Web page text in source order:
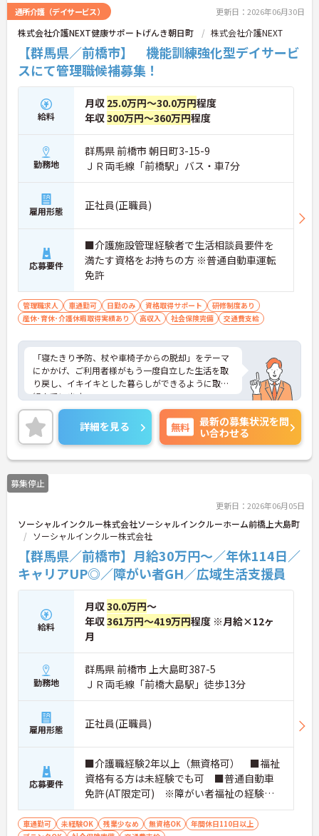
通所介護（デイサービス） 更新日：2026年06月30日
株式会社介護NEXT健康サポートげんき朝日町 株式会社介護NEXT
【群馬県／前橋市】 機能訓練強化型デイサービ
スにて管理職候補募集！
給料
月収 25.0万円～30.0万円程度
年収300万円～360万円程度
勤務地
群馬県 前橋市 朝日町3-15-9
ＪＲ両毛線「前橋駅」バス・車7分
雇用形態 正社員(正職員)
応募要件
■介護施設管理経験者で生活相談員要件を
満たす資格をお持ちの方 ※普通自動車運転
免許
管理職求人 車通勤可 日勤のみ 資格取得サポート
研修制度あり
産休･育休･介護休暇取得実績あり
高収入 社会保険完備 交通費支給
「寝たきり予防、杖や車椅子からの脱却」をテーマ
にかかげ、ご利用者様がもう一度自立した生活を取
り戻し、イキイキとした暮らしができるように取り
組んでいます。
整骨院からスタートした法人で、現在も店舗を増や
し続けている安定感のある母体です。事業拡大傾向
にあるため、頑張り次第ではキャリアアップも見込
めるます。複数の店舗を経営しているノウハウを生
かした研修制度も自身の成長に繋がります。自立支
援に向けての熱い想いのスタッフが多く、活気があ
る職場も魅力の1つです。
詳細を見る 無料
最新の募集状況を問
い合わせる
募集停止
更新日：2026年06月05日
ソーシャルインクルー株式会社ソーシャルインクルーホーム前橋上大島町
ソーシャルインクルー株式会社
【群馬県／前橋市】月給30万円～／年休114日／
キャリアUP◎／障がい者GH／広域生活支援員
給料
月収30.0万円～
年収361万円～419万円程度 ※月給×12ヶ
月
勤務地
群馬県 前橋市 上大島町387-5
ＪＲ両毛線「前橋大島駅」徒歩13分
雇用形態 正社員(正職員)
応募要件
■介護職経験2年以上（無資格可） ■福祉
資格有る方は未経験でも可 ■普通自動車
免許(AT限定可) ※障がい者福祉の経験は
不問です。※実務経験2年以上の方、障がい
者福祉に関する経験をお持ちの方大歓迎
車通勤可 未経験OK 残業少なめ 無資格OK
年間休日110日以上